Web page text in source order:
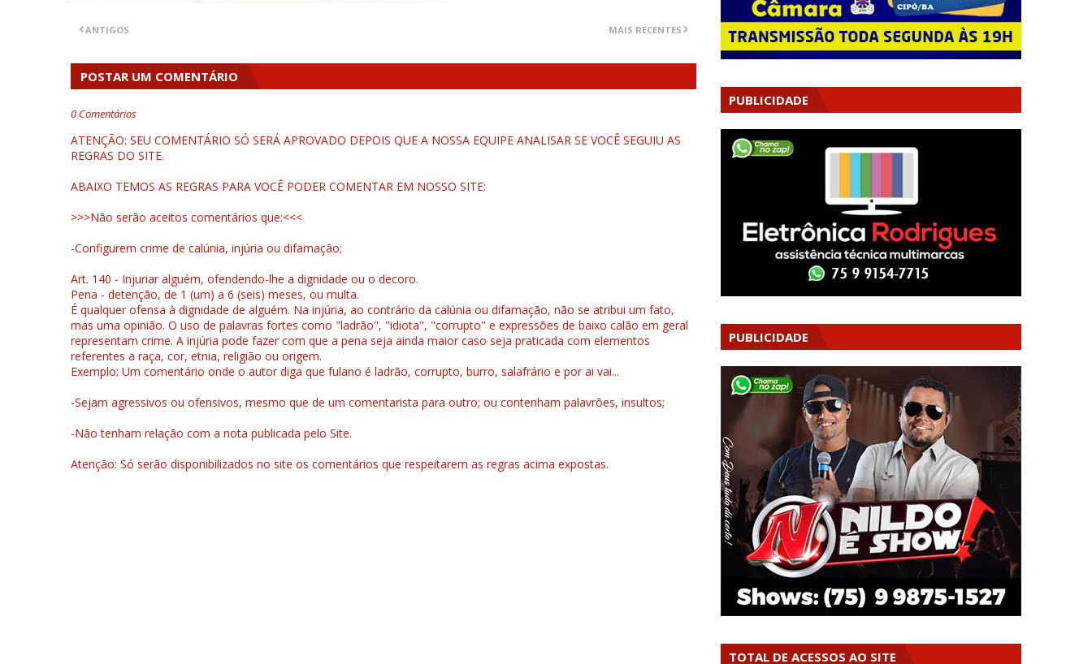
MAIS RECENTES
ANTIGOS
POSTAR UM COMENTÁRIO
0 Comentários
ATENÇÃO: SEU COMENTÁRIO SÓ SERÁ APROVADO DEPOIS QUE A NOSSA EQUIPE ANALISAR SE VOCÊ SEGUIU AS
REGRAS DO SITE.
ABAIXO TEMOS AS REGRAS PARA VOCÊ PODER COMENTAR EM NOSSO SITE:
>>>Não serão aceitos comentários que:<<<
-Configurem crime de calúnia, injúria ou difamação;
Art. 140 - Injuriar alguém, ofendendo-lhe a dignidade ou o decoro.
Pena - detenção, de 1 (um) a 6 (seis) meses, ou multa.
É qualquer ofensa à dignidade de alguém. Na injúria, ao contrário da calúnia ou difamação, não se atribui um fato,
mas uma opinião. O uso de palavras fortes como "ladrão", "idiota", "corrupto" e expressões de baixo calão em geral
representam crime. A injúria pode fazer com que a pena seja ainda maior caso seja praticada com elementos
referentes a raça, cor, etnia, religião ou origem.
Exemplo: Um comentário onde o autor diga que fulano é ladrão, corrupto, burro, salafrário e por ai vai...
-Sejam agressivos ou ofensivos, mesmo que de um comentarista para outro; ou contenham palavrões, insultos;
-Não tenham relação com a nota publicada pelo Site.
Atenção: Só serão disponibilizados no site os comentários que respeitarem as regras acima expostas.
PUBLICIDADE
PUBLICIDADE
TOTAL DE ACESSOS AO SITE